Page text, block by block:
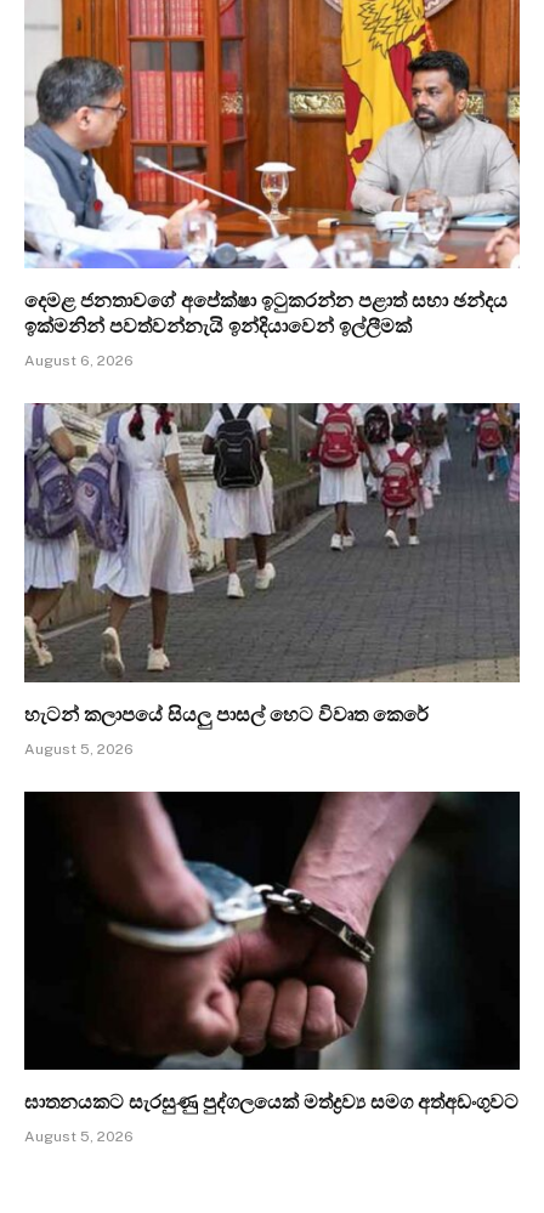
දෙමළ ජනතාවගේ අපේක්ෂා ඉටුකරන්න පළාත් සභා ඡන්දය
ඉක්මනින් පවත්වන්නැයි ඉන්දියාවෙන් ඉල්ලීමක්
August 6, 2026
හැටන් කලාපයේ සියලු පාසල් හෙට විවෘත කෙරේ
August 5, 2026
ඝාතනයකට සැරසුණු පුද්ගලයෙක් මත්ද්‍රව්‍ය සමග අත්අඩංගුවට
August 5, 2026